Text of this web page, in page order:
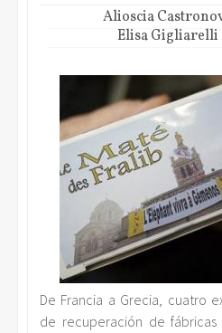
Alioscia
Elisa Gigliarelli
De Francia a Grecia, cuatro
de recuperación de fábricas